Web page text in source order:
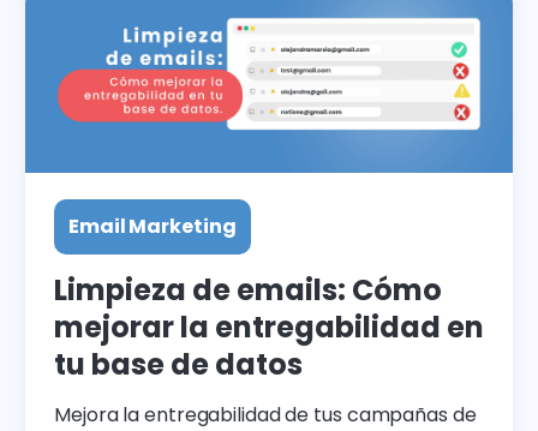
Email Marketing
Limpieza de emails: Cómo
mejorar la entregabilidad en
tu base de datos
Mejora la entregabilidad de tus campañas de